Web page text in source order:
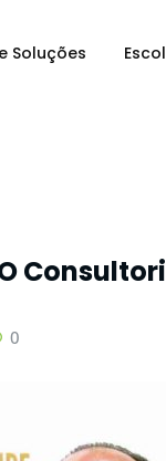
Soluções
0